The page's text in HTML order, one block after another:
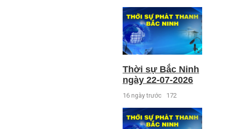
Thời sự Bắc Ninh
ngày 22-07-2026
16 ngày trước 172